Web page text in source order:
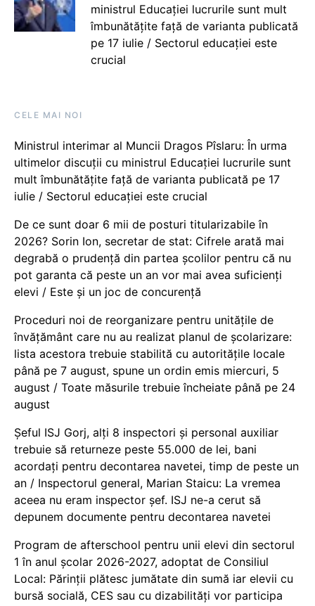
ministrul Educației lucrurile sunt mult
îmbunătățite față de varianta publicată
pe 17 iulie / Sectorul educației este
crucial
CELE MAI NOI
Ministrul interimar al Muncii Dragos Pîslaru: În urma
ultimelor discuții cu ministrul Educației lucrurile sunt
mult îmbunătățite față de varianta publicată pe 17
iulie / Sectorul educației este crucial
De ce sunt doar 6 mii de posturi titularizabile în
2026? Sorin Ion, secretar de stat: Cifrele arată mai
degrabă o prudență din partea școlilor pentru că nu
pot garanta că peste un an vor mai avea suficienți
elevi / Este și un joc de concurență
Proceduri noi de reorganizare pentru unitățile de
învățământ care nu au realizat planul de școlarizare:
lista acestora trebuie stabilită cu autoritățile locale
până pe 7 august, spune un ordin emis miercuri, 5
august / Toate măsurile trebuie încheiate până pe 24
august
Șeful ISJ Gorj, alți 8 inspectori și personal auxiliar
trebuie să returneze peste 55.000 de lei, bani
acordați pentru decontarea navetei, timp de peste un
an / Inspectorul general, Marian Staicu: La vremea
aceea nu eram inspector șef. ISJ ne-a cerut să
depunem documente pentru decontarea navetei
Program de afterschool pentru unii elevi din sectorul
1 în anul școlar 2026-2027, adoptat de Consiliul
Local: Părinții plătesc jumătate din sumă iar elevii cu
bursă socială, CES sau cu dizabilităţi vor participa